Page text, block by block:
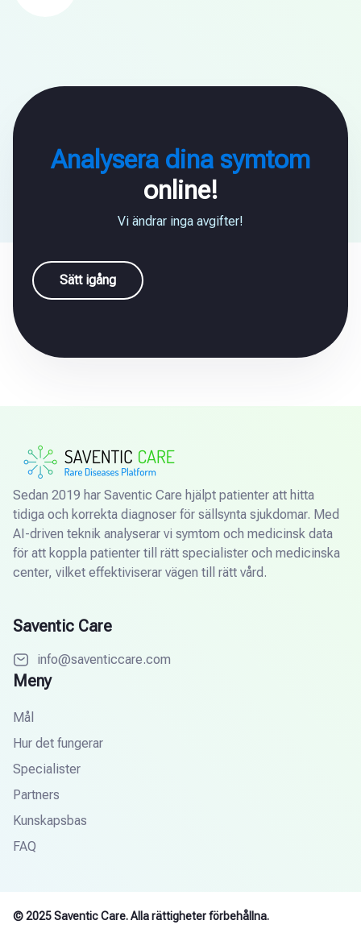
Analysera dina symtom
online!
Vi ändrar inga avgifter!
Sätt igång
Sedan 2019 har Saventic Care hjälpt patienter att hitta
tidiga och korrekta diagnoser för sällsynta sjukdomar. Med
AI-driven teknik analyserar vi symtom och medicinsk data
för att koppla patienter till rätt specialister och medicinska
center, vilket effektiviserar vägen till rätt vård.
Saventic Care
info@saventiccare.com
Meny
Mål
Hur det fungerar
Specialister
Partners
Kunskapsbas
FAQ
© 2025 Saventic Care. Alla rättigheter förbehållna.